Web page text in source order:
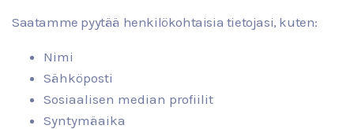
Saatamme pyytää henkilökohtaisia tietojasi, kuten:
Nimi
Sähköposti
Sosiaalisen median profiilit
Syntymäaika